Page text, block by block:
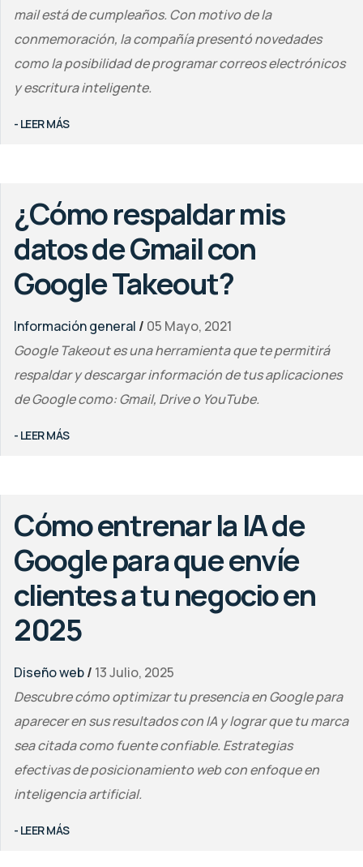
mail está de cumpleaños. Con motivo de la
conmemoración, la compañía presentó novedades
como la posibilidad de programar correos electrónicos
y escritura inteligente.
- LEER MÁS
¿Cómo respaldar mis
datos de Gmail con
Google Takeout?
Información general / 05 Mayo, 2021
Google Takeout es una herramienta que te permitirá
respaldar y descargar información de tus aplicaciones
de Google como: Gmail, Drive o YouTube.
- LEER MÁS
Cómo entrenar la IA de
Google para que envíe
clientes a tu negocio en
2025
Diseño web/ 13 Julio, 2025
Descubre cómo optimizar tu presencia en Google para
aparecer en sus resultados con IA y lograr que tu marca
sea citada como fuente confiable. Estrategias
efectivas de posicionamiento web con enfoque en
inteligencia artificial.
- LEER MÁS